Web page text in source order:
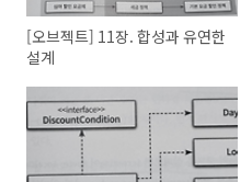
[오브젝트] 11장. 합성과 유연한
설계